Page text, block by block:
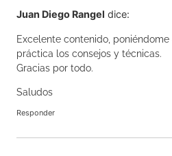
Juan Diego Rangel dice:
Excelente contenido,
práctica los consejos y técnicas.
Gracias por todo.
Saludos
Responder